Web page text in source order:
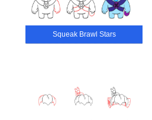
Squeak Brawl Stars